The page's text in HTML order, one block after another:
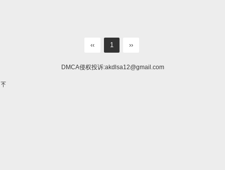
‹‹ 1 ››
DMCA侵权投诉:akdlsa12@gmail.com